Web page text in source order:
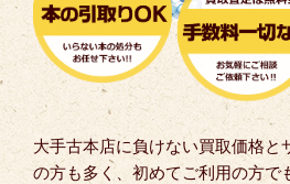
大手古本店に負けない買取価格と
の方も多く、初めてご利用の方で